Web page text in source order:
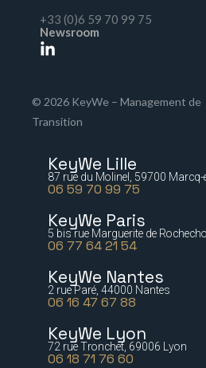
+33 (0)6 59 70 99 75
Newsroom
© 2026 KeyWe – Management de
Transition
KeyWe Lille
87 rue du Molinel, 59700
06 59 70 99 75
KeyWe Paris
5 bis rue Marguerite de
06 77 64 21 54
KeyWe Nantes
2 rue Paré, 44000 Nantes
06 16 47 67 88
KeyWe Lyon
72 rue Tronchet, 69006 Lyon
06 18 71 76 60